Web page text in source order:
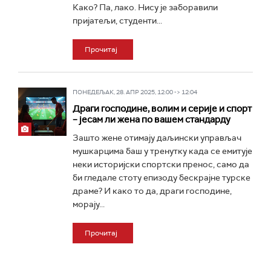
Како? Па, лако. Нису је заборавили
пријатељи, студенти...
Прочитај
ПОНЕДЕЉАК, 28. АПР 2025, 12:00 -> 12:04
Драги господине, волим и серије и спорт
– јесам ли жена по вашем стандарду
Зашто жене отимају даљински управљач
мушкарцима баш у тренутку када се емитује
неки историјски спортски пренос, само да
би гледале стоту епизоду бескрајне турске
драме? И како то да, драги господине,
морају...
Прочитај